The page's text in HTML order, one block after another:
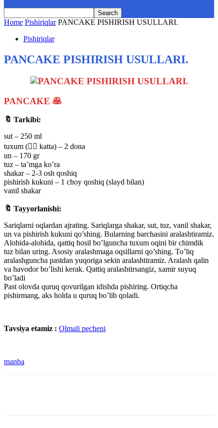
Home Pishiriqlar PANCAKE PISHIRISH USULLARI.
Pishiriqlar
PANCAKE PISHIRISH USULLARI.
PANCAKE 🥞
🔖 Tarkibi:
sut – 250 ml
tuxum (👉🏻 katta) – 2 dona
un – 170 gr
tuz – ta’mga ko’ra
shakar – 2-3 osh qoshiq
pishirish kukuni – 1 choy qoshiq (slayd bilan)
vanil shakar
🔖 Tayyorlanishi:
Sariqlarni oqlardan ajrating. Sariqlarga shakar, sut, tuz, vanil shakar,
un va pishirish kukuni qo’shing. Bularning barchasini aralashtiramiz.
Alohida-alohida, qattiq hosil bo’lguncha tuxum oqini bir chimdik
tuz bilan uring. Asosiy aralashmaga oqsillarni qo’shing. To’liq
aralashguncha pastdan yuqoriga sekin aralashtiramiz. Aralash qalin
va havodor bo’lishi kerak. Qattiq aralashtirsangiz, xamir suyuq
bo’ladi
Past olovda quruq qovurilgan idishda pishiring. Ortiqcha
pishirmang, aks holda u quruq bo’lib qoladi.
Tavsiya etamiz : Olmali pecheni
manba